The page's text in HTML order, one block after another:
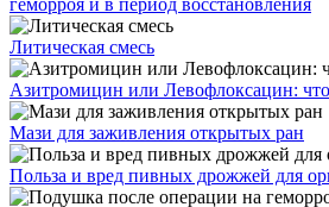
геморроя и в период восстановления
Литическая смесь
Азитромицин или Левофлоксацин:
Мази для заживления открытых ран
Польза и вред пивных дрожжей для